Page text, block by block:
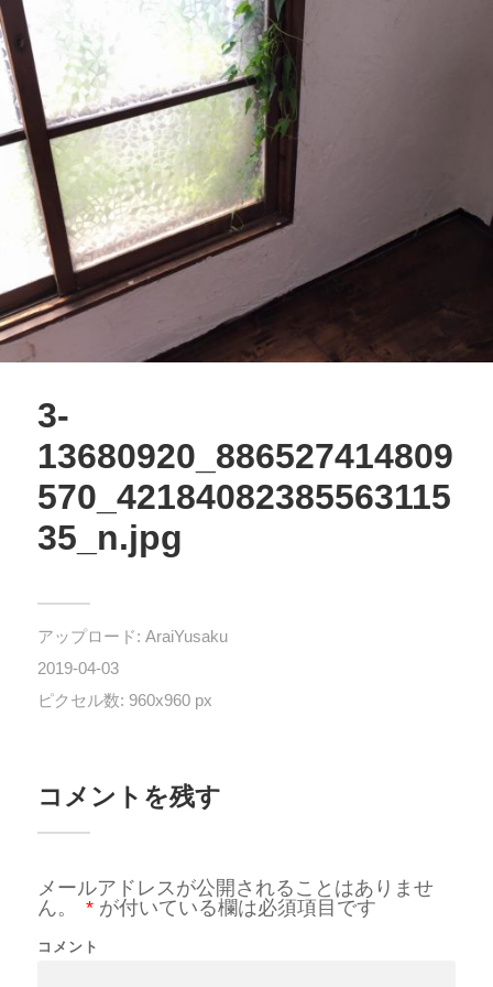
3-
13680920_886527414809
570_42184082385563115
35_n.jpg
アップロード: AraiYusaku
2019-04-03
ピクセル数: 960x960 px
コメントを残す
メールアドレスが公開されることはありませ
ん。
*が付いている欄は必須項目です
コメント